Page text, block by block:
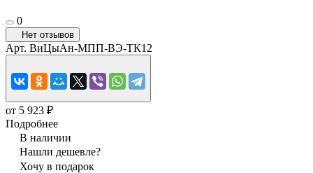
0
Нет отзывов
Арт. ВиЦыАн-МПП-ВЭ-ТК12
от 5 923 ₽
Подробнее
В наличии
Нашли дешевле?
Хочу в подарок